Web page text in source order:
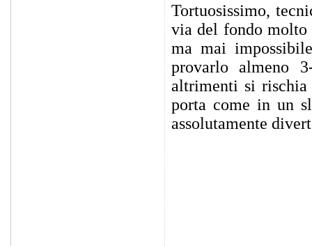
Tortuosissimo,
via del fondo molto
ma mai
provarlo almeno
altrimenti si rischia
porta come in un
assolutamente